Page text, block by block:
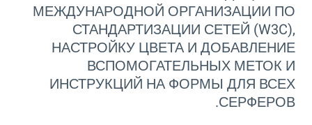
МЕЖДУНАРОДНОЙ ОРГАНИЗАЦИИ ПО
СТАНДАРТИЗАЦИИ СЕТЕЙ (W3C),
НАСТРОЙКУ ЦВЕТА И ДОБАВЛЕНИЕ
ВСПОМОГАТЕЛЬНЫХ МЕТОК И
ИНСТРУКЦИЙ НА ФОРМЫ ДЛЯ ВСЕХ
СЕРФЕРОВ.